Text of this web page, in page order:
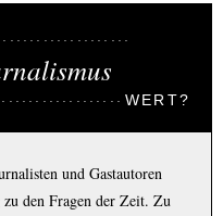
WERT?
und Gastautoren
den Fragen der Zeit. Zu